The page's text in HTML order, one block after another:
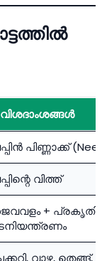
വിശദാംശങ്ങള്‍
പിണ്ണാക്ക്
വിത്ത്
+
വാഴ, തെങ്ങ്,